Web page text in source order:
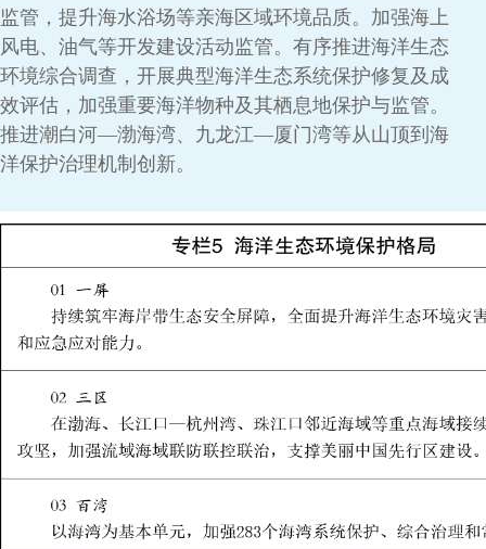
监管，提升海水浴场等亲海区域环境品质。加强海上
风电、油气等开发建设活动监管。有序推进海洋生态
环境综合调查，开展典型海洋生态系统保护修复及成
效评估，加强重要海洋物种及其栖息地保护与监管。
推进潮白河—渤海湾、九龙江—厦门湾等从山顶到海
洋保护治理机制创新。